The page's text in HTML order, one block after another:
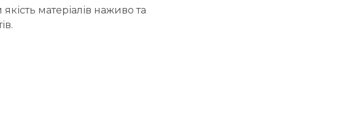
матеріалів наживо та